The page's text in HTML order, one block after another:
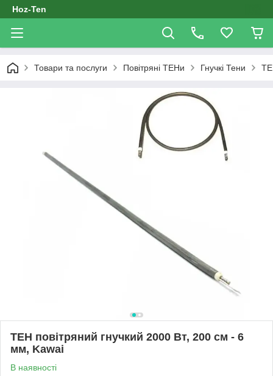
Hoz-Ten
Товари та послуги Повітряні ТЕНи Гнучкі Тени
ТЕН повітряний гнучкий 2000 Вт, 200 см - 6
мм, Kawai
В наявності